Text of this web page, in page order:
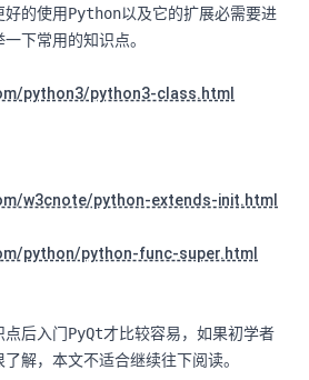
好的使用Python以及它的扩展必需要进
下常用的知识点。
python3/python3-class.html
w3cnote/python-extends-init.html
python/python-func-super.html
后入门PyQt才比较容易，如果初学者
解，本文不适合继续往下阅读。